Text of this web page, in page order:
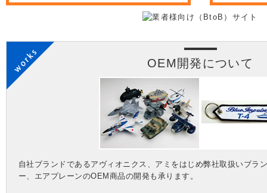
OEM開発について
自社ブランドであるアヴィオニクス、アミをはじめ弊社取扱いブラ
ー、エアプレーンのOEM商品の開発も承ります。